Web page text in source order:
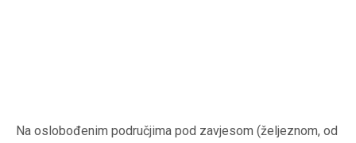
Na oslobođenim područjima pod zavjesom (željeznom, od